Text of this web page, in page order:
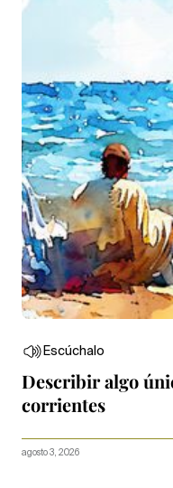
Escúchalo
Describir algo
corrientes
agosto 3, 2026